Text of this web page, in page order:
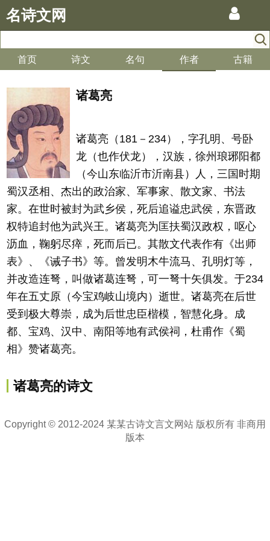
名诗文网
首页 诗文 名句 作者 古籍
诸葛亮
诸葛亮（181－234），字孔明、号卧
龙（也作伏龙），汉族，徐州琅琊阳都
（今山东临沂市沂南县）人，三国时期
蜀汉丞相、杰出的政治家、军事家、散文家、书法
家。在世时被封为武乡侯，死后追谥忠武侯，东晋政
权特追封他为武兴王。诸葛亮为匡扶蜀汉政权，呕心
沥血，鞠躬尽瘁，死而后已。其散文代表作有《出师
表》、《诫子书》等。曾发明木牛流马、孔明灯等，
并改造连弩，叫做诸葛连弩，可一弩十矢俱发。于234
年在五丈原（今宝鸡岐山境内）逝世。诸葛亮在后世
受到极大尊崇，成为后世忠臣楷模，智慧化身。成
都、宝鸡、汉中、南阳等地有武侯祠，杜甫作《蜀
相》赞诸葛亮。
诸葛亮的诗文
Copyright © 2012-2024 某某古诗文言文网站 版权所有 非商用
版本